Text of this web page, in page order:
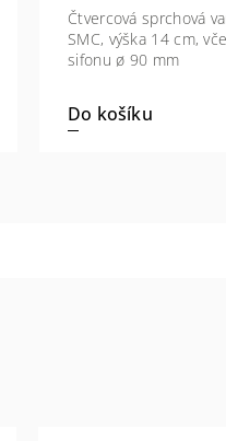
Do košíku
Čtvercová sprchová
SMC, výška 14 cm,
sifonu ø 90 mm